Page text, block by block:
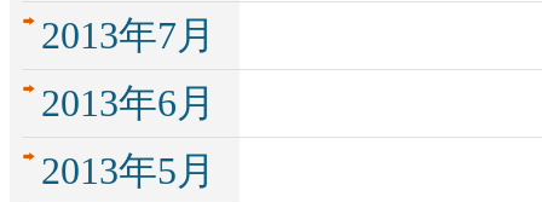
2013年7月
2013年6月
2013年5月